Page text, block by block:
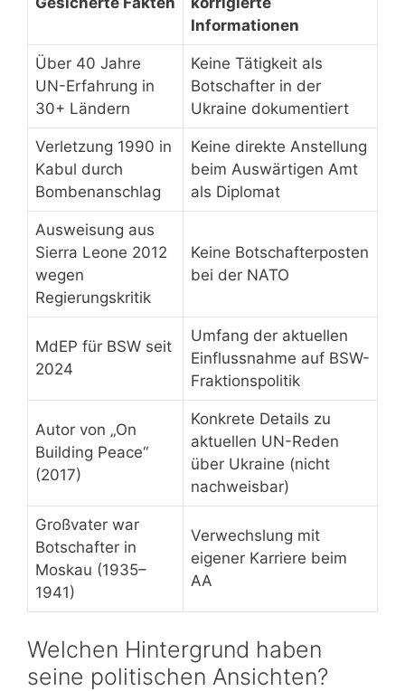
Informationen
Über 40 Jahre
UN-Erfahrung in
30+ Ländern
Keine Tätigkeit als
Botschafter in der
Ukraine dokumentiert
Verletzung 1990 in
Kabul durch
Bombenanschlag
Keine direkte Anstellung
beim Auswärtigen Amt
als Diplomat
Ausweisung aus
Sierra Leone 2012
wegen
Regierungskritik
Keine Botschafterposten
bei der NATO
MdEP für BSW seit
2024
Umfang der aktuellen
Einflussnahme auf BSW-
Fraktionspolitik
Autor von „On
Building Peace“
(2017)
Konkrete Details zu
aktuellen UN-Reden
über Ukraine (nicht
nachweisbar)
Großvater war
Botschafter in
Moskau (1935–
1941)
Verwechslung mit
eigener Karriere beim
AA
Welchen Hintergrund haben
seine politischen Ansichten?